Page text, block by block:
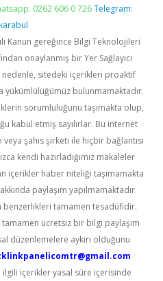
0262 606 0 726 Telegram:
Kanun gereğince Bilgi Teknolojileri
onaylanmış bir Yer Sağlayıcı
sitedeki içerikleri proaktif
yükümlülüğümüz bulunmamaktadır.
sorumluluğunu taşımakta olup,
kabul etmiş sayılırlar. Bu internet
şahıs şirketi ile hiçbir bağlantısı
kendi hazırladığımız makaleler
içerikler haber niteliği taşımamakta
paylaşım yapılmamaktadır.
benzerlikleri tamamen tesadüfidir.
tamamen ücretsiz bir bilgi paylaşım
düzenlemelere aykırı olduğunu
içerikler yasal süre içerisinde